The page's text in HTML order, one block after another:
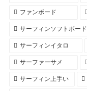
ファンボード
サーフィンソフトボード
サーフィンイタロ
サーファーサメ
サーフィン上手い